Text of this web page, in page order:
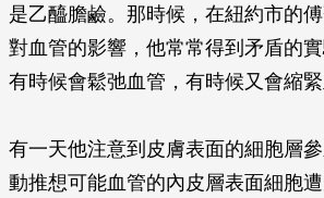
是乙醯膽鹼。那時候，在紐約市的
對血管的影響，他常常得到矛盾的
有時候會鬆弛血管，有時候又會縮緊
有一天他注意到皮膚表面的細胞層
動推想可能血管的內皮層表面細胞